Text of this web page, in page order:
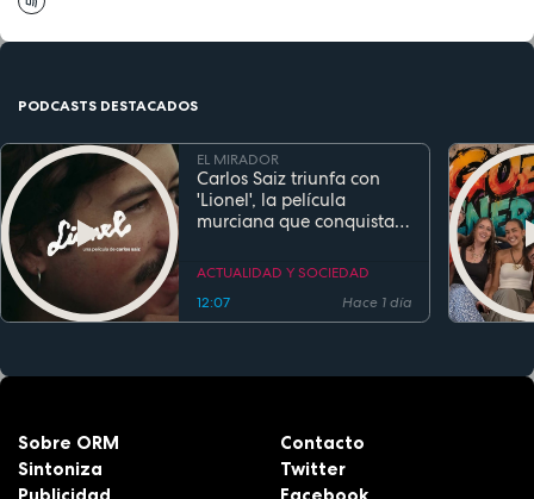
PODCASTS DESTACADOS
EL MIRADOR
Carlos Saiz triunfa con
'Lionel', la película
murciana que conquista
estreno
ACTUALIDAD Y SOCIEDAD
12:07
Hace 1 día
Sobre ORM
Sintoniza
Contacto
Twitter